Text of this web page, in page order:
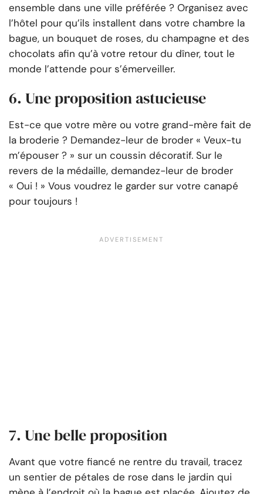
ensemble dans une ville préférée ? Organisez avec
l’hôtel pour qu’ils installent dans votre chambre la
bague, un bouquet de roses, du champagne et des
chocolats afin qu’à votre retour du dîner, tout le
monde l’attende pour s’émerveiller.
6. Une proposition astucieuse
Est-ce que votre mère ou votre grand-mère fait de
la broderie ? Demandez-leur de broder « Veux-tu
m’épouser ? » sur un coussin décoratif. Sur le
revers de la médaille, demandez-leur de broder
« Oui ! » Vous voudrez le garder sur votre canapé
pour toujours !
7. Une belle proposition
Avant que votre fiancé ne rentre du travail, tracez
un sentier de pétales de rose dans le jardin qui